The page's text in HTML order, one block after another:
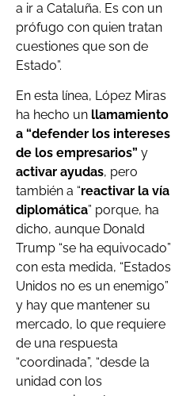
a ir a Cataluña. Es con un
prófugo con quien tratan
cuestiones que son de
Estado”.
En esta línea, López Miras
ha hecho un llamamiento
a “defender los intereses
de los empresarios” y
activar ayudas, pero
también a “reactivar la vía
diplomática” porque, ha
dicho, aunque Donald
Trump “se ha equivocado”
con esta medida, “Estados
Unidos no es un enemigo”
y hay que mantener su
mercado, lo que requiere
de una respuesta
“coordinada”, “desde la
unidad con los